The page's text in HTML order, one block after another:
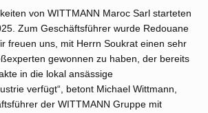
von WITTMANN Maroc Sarl starteten
Zum Geschäftsführer wurde Redouane
freuen uns, mit Herrn Soukrat einen sehr
gewonnen zu haben, der bereits
in die lokal ansässige
verfügt“, betont Michael Wittmann,
der WITTMANN Gruppe mit